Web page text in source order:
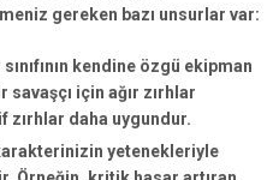
gereken bazı unsurlar var:
kendine özgü ekipman
savaşçı için ağır zırhlar
zırhlar daha uygundur.
karakterinizin yetenekleriyle